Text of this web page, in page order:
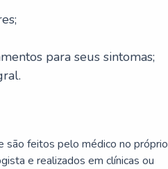
para seus sintomas;
são feitos pelo médico no próprio
e realizados em clínicas ou